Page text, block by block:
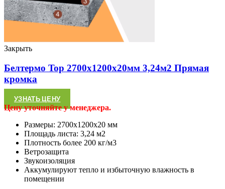
Закрыть
Белтермо Top 2700х1200х20мм 3,24м2 Прямая
кромка
УЗНАТЬ ЦЕНУ
Цену уточняйте у менеджера.
Размеры: 2700х1200х20 мм
Площадь листа: 3,24 м2
Плотность более 200 кг/м3
Ветрозащита
Звукоизоляция
Аккумулируют тепло и избыточную влажность в
помещении